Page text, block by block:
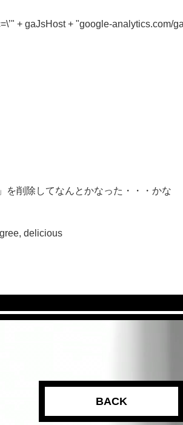
+ gaJsHost + "google-analytics.com/
を削除してなんとかなった・・・かな
delicious
BACK